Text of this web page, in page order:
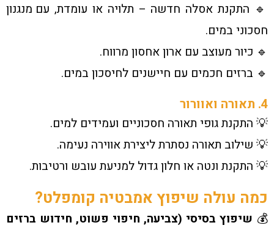
🔹 התקנת אסלה חדשה – תלויה או עומדת, עם מנגנון
חסכוני במים.
🔹 כיור מעוצב עם ארון אחסון מרווח.
🔹 ברזים חכמים עם חיישנים לחיסכון במים.
4. תאורה ואוורור
💡 התקנת גופי תאורה חסכוניים ועמידים למים.
💡 שילוב תאורה נסתרת ליצירת אווירה נעימה.
💡 התקנת ונטה או חלון גדול למניעת עובש ורטיבות.
כמה עולה שיפוץ אמבטיה קומפלט?
💰 שיפוץ בסיסי (צביעה, חיפוי פשוט, חידוש ברזים